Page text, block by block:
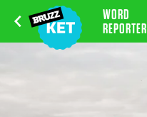
WORD
REPORTER